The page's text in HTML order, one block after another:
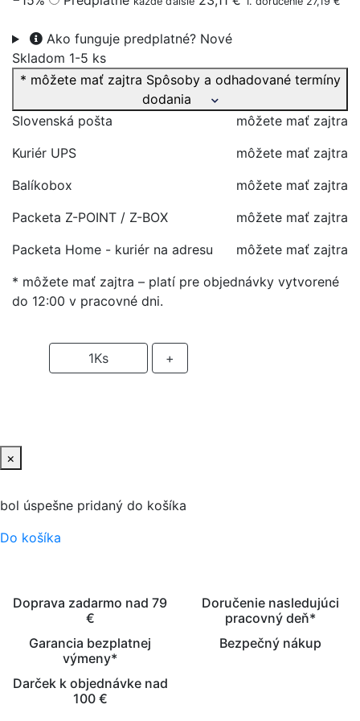
Ako funguje predplatné? Nové
Skladom 1-5 ks
* môžete mať zajtra Spôsoby a odhadované termíny
dodania
Slovenská pošta
môžete mať zajtra
Kuriér UPS
môžete mať zajtra
Balíkobox
môžete mať zajtra
Packeta Z-POINT / Z-BOX
môžete mať zajtra
Packeta Home - kuriér na adresu
môžete mať zajtra
* môžete mať zajtra – platí pre objednávky vytvorené
do 12:00 v pracovné dni.
1Ks +
×
bol úspešne pridaný do košíka
Do košíka
Doprava zadarmo nad 79
€
Doručenie nasledujúci
pracovný deň*
Garancia bezplatnej
výmeny*
Bezpečný nákup
Darček k objednávke nad
100 €